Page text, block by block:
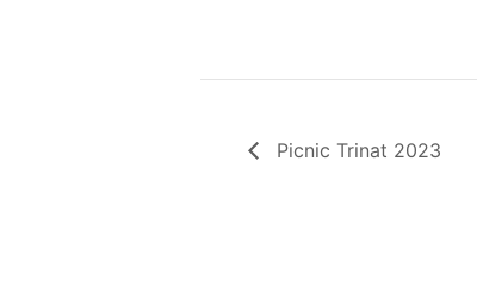
Picnic Trinat 2023